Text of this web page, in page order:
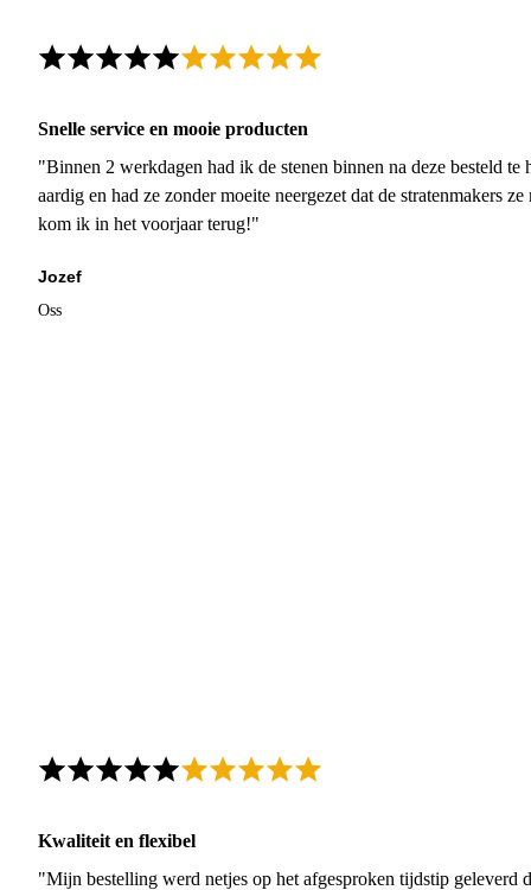
Snelle service en mooie producten
"Binnen 2 werkdagen had ik de stenen binnen na deze besteld
aardig en had ze zonder moeite neergezet dat de stratenmakers
kom ik in het voorjaar terug!"
Jozef
Oss
Kwaliteit en flexibel
"Mijn bestelling werd netjes op het afgesproken tijdstip geleverd